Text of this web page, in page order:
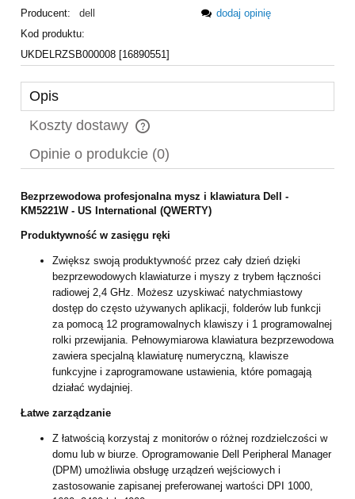
Producent:
dell
Kod produktu:
UKDELRZSB000008 [16890551]
dodaj opinię
Opis
Koszty dostawy
Cena nie zawiera ewentualnych kosztów płatności
Opinie o produkcie (0)
Bezprzewodowa profesjonalna mysz i klawiatura Dell -
KM5221W - US International (QWERTY)
Produktywność w zasięgu ręki
Zwiększ swoją produktywność przez cały dzień dzięki
bezprzewodowych klawiaturze i myszy z trybem łączności
radiowej 2,4 GHz. Możesz uzyskiwać natychmiastowy
dostęp do często używanych aplikacji, folderów lub funkcji
za pomocą 12 programowalnych klawiszy i 1 programowalnej
rolki przewijania. Pełnowymiarowa klawiatura bezprzewodowa
zawiera specjalną klawiaturę numeryczną, klawisze
funkcyjne i zaprogramowane ustawienia, które pomagają
działać wydajniej.
Łatwe zarządzanie
Z łatwością korzystaj z monitorów o różnej rozdzielczości w
domu lub w biurze. Oprogramowanie Dell Peripheral Manager
(DPM) umożliwia obsługę urządzeń wejściowych i
zastosowanie zapisanej preferowanej wartości DPI 1000,